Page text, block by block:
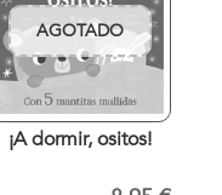
AGOTADO
¡A dormir, ositos!